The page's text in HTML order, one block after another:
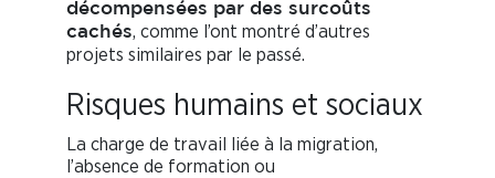
décompensées par des surcoûts
cachés, comme l’ont montré d’autres
projets similaires par le passé.
Risques humains et sociaux
La charge de travail liée à la migration,
l’absence de formation ou